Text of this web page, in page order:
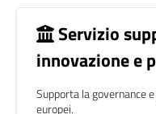
Servizio
innovazione e
Supporta la governance
europei.